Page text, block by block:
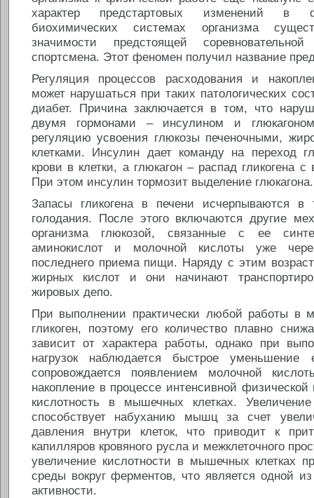
характер предстартовых изменений в
биохимических системах организма
значимости предстоящей
спортсмена. Этот феномен получил название
Регуляция процессов расходования и
может нарушаться при таких патологических
диабет. Причина заключается в том, что
двумя гормонами – инсулином и
регуляцию усвоения глюкозы печеночными,
клетками. Инсулин дает команду на переход
крови в клетки, а глюкагон – распад гликогена
При этом инсулин тормозит выделение глюкагона.
Запасы гликогена в печени исчерпываются в
голодания. После этого включаются другие
организма глюкозой, связанные с ее
аминокислот и молочной кислоты уже
последнего приема пищи. Наряду с этим
жирных кислот и они начинают
жировых депо.
При выполнении практически любой работы в
гликоген, поэтому его количество плавно
зависит от характера работы, однако при
нагрузок наблюдается быстрое
сопровождается появлением молочной
накопление в процессе интенсивной физической
кислотность в мышечных клетках. Увеличение
способствует набуханию мышц за счет
давления внутри клеток, что приводит к
капилляров кровяного русла и межклеточного
увеличение кислотности в мышечных клетках
среды вокруг ферментов, что является одной
активности.